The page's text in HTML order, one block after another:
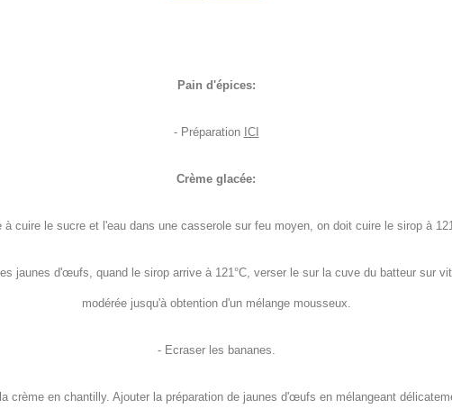
Pain d'épices:
- Préparation ICI
Crème glacée:
à cuire le sucre et l'eau dans une casserole sur feu moyen, on doit cuire le sirop à
jaunes d'œufs, quand le sirop arrive à 121°C, verser le sur la cuve du batteur sur
modérée jusqu'à obtention d'un mélange mousseux.
- Ecraser les bananes.
crème en chantilly. Ajouter la préparation de jaunes d'œufs en mélangeant